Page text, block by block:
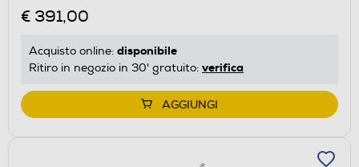
€ 391,00
Acquisto online: disponibile
Ritiro in negozio in 30' gratuito: verifica
AGGIUNGI